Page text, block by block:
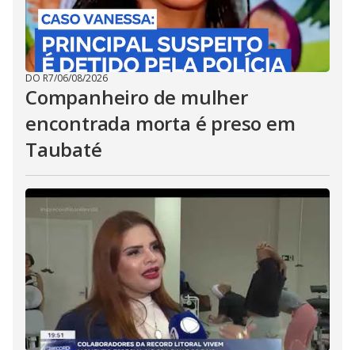
DO R7/06/08/2026
Companheiro de mulher
encontrada morta é preso em
Taubaté